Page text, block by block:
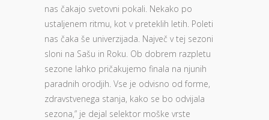
nas čakajo svetovni pokali. Nekako po
ustaljenem ritmu, kot v preteklih letih. Poleti
nas čaka še univerzijada. Največ v tej sezoni
sloni na Sašu in Roku. Ob dobrem razpletu
sezone lahko pričakujemo finala na njunih
paradnih orodjih. Vse je odvisno od forme,
zdravstvenega stanja, kako se bo odvijala
sezona,” je dejal selektor moške vrste